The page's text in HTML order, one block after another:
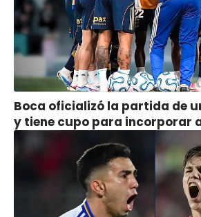
Boca oficializó la partida de
y tiene cupo para incorporar